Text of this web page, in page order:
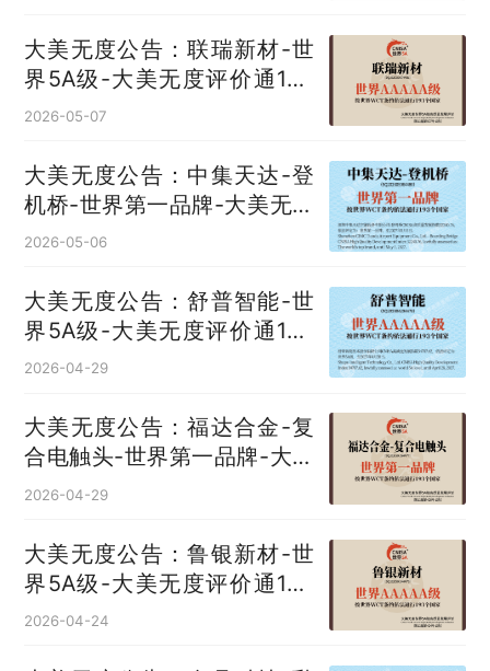
大美无度公告：联瑞新材-世
界5A级-大美无度评价通193
国
2026-05-07
大美无度公告：中集天达-登
机桥‌-世界第一品牌-大美无度
评价通193国
2026-05-06
大美无度公告：舒普智能-世
界5A级-大美无度评价通193
国
2026-04-29
大美无度公告：福达合金-复
合电触头‌-世界第一品牌-大美
无度评价通193国
2026-04-29
大美无度公告：鲁银新材-世
界5A级-大美无度评价通193
国
2026-04-24